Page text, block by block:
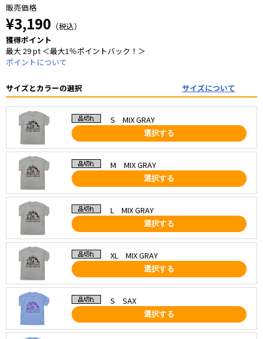
販売価格
¥3,190 （税込）
獲得ポイント
最大 29 pt ＜最大1％ポイントバック！＞
ポイントについて
サイズとカラーの選択 サイズについて
S MIX GRAY
選択する
M MIX GRAY
選択する
L MIX GRAY
選択する
XL MIX GRAY
選択する
S SAX
選択する